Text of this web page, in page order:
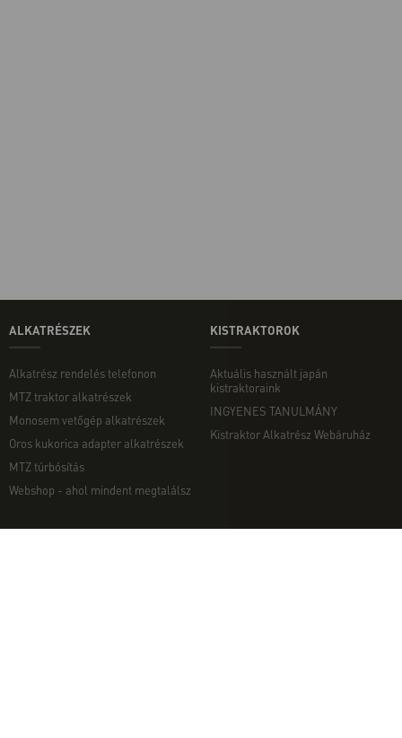
ALKATRÉSZEK
Alkatrész rendelés telefonon
MTZ traktor alkatrészek
Monosem vetőgép alkatrészek
Oros kukorica adapter alkatrészek
MTZ túrbósítás
Webshop - ahol mindent megtalálsz
KISTRAKTOROK
Aktuális használt japán
kistraktoraink
INGYENES TANULMÁNY
Kistraktor Alkatrész Webáruház